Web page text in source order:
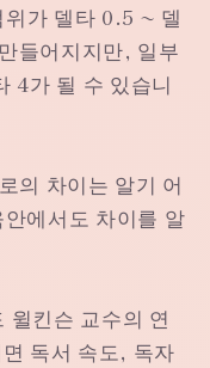
위가 델타 0.5 ~ 델
들어지지만, 일부
4가 될 수 있습니
의 차이는 알기 어
에서도 차이를 알
윌킨슨 교수의 연
독서 속도, 독자